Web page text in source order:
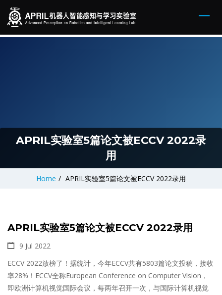
APRIL实验室5篇论文被ECCV 2022录
用
Home / APRIL实验室5篇论文被ECCV 2022录用
APRIL实验室5篇论文被ECCV 2022录用
9 Jul 2022
ECCV 2022放榜了！据统计，今年ECCV共有5803篇论文投稿，接收
率28%！ECCV全称European Conference on Computer Vision，
即欧洲计算机视觉国际会议，每两年召开一次，与国际计算机视觉